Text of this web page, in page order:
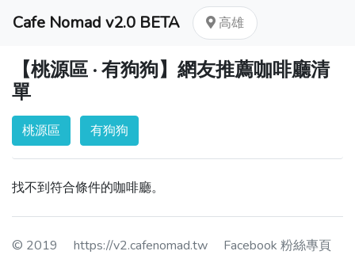
Cafe Nomad v2.0 BETA 高雄
【桃源區 · 有狗狗】網友推薦咖啡廳清
單
桃源區 有狗狗
找不到符合條件的咖啡廳。
© 2019 https://v2.cafenomad.tw
Facebook 粉絲專頁